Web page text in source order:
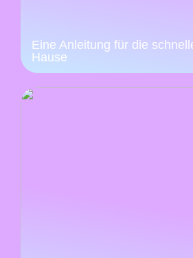
Eine Anleitung für die
Hause